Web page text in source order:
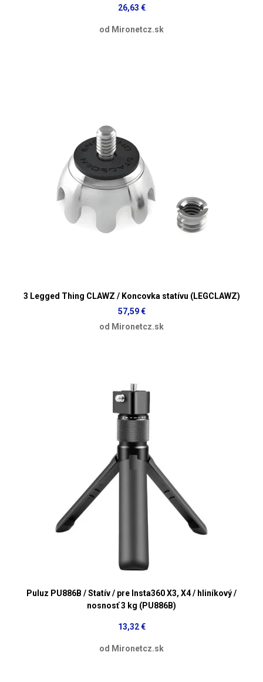
26,63 €
od Mironetcz.sk
3 Legged Thing CLAWZ / Koncovka statívu (LEGCLAWZ)
57,59 €
od Mironetcz.sk
Puluz PU886B / Statív / pre Insta360 X3, X4 / hliníkový /
nosnosť 3 kg (PU886B)
13,32 €
od Mironetcz.sk